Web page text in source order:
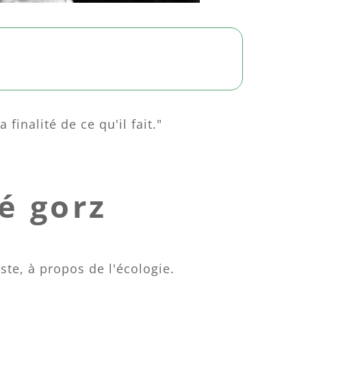
finalité de ce qu'il fait."
gorz
à propos de l'écologie.